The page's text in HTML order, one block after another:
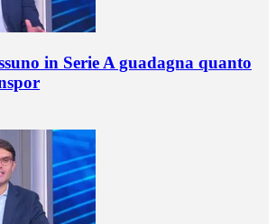
in Serie A guadagna quanto